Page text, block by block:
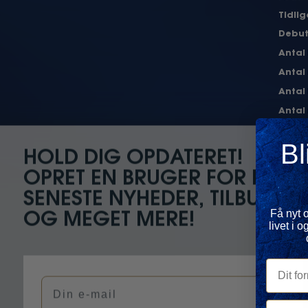
Debut
Antal
Antal
Antal
Antal
og 1
2025/
HOLD DIG OPDATERET!
OPRET EN BRUGER FOR DE
SENESTE NYHEDER, TILBUD
OG MEGET MERE!
Din e-mail
Få nyt
livet i
Dit
Din e-